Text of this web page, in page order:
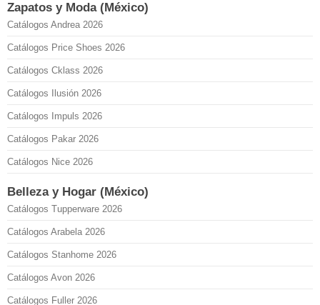
Zapatos y Moda (México)
Catálogos Andrea 2026
Catálogos Price Shoes 2026
Catálogos Cklass 2026
Catálogos Ilusión 2026
Catálogos Impuls 2026
Catálogos Pakar 2026
Catálogos Nice 2026
Belleza y Hogar (México)
Catálogos Tupperware 2026
Catálogos Arabela 2026
Catálogos Stanhome 2026
Catálogos Avon 2026
Catálogos Fuller 2026